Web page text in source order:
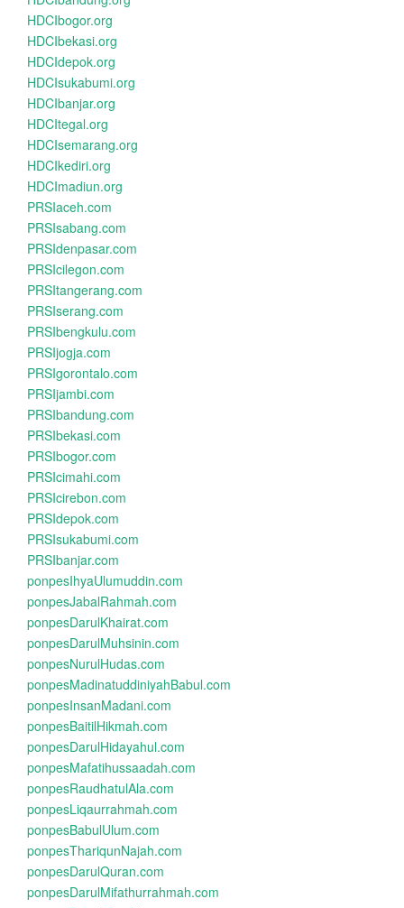
HDCIbogor.org
HDCIbekasi.org
HDCIdepok.org
HDCIsukabumi.org
HDCIbanjar.org
HDCItegal.org
HDCIsemarang.org
HDCIkediri.org
HDCImadiun.org
PRSIaceh.com
PRSIsabang.com
PRSIdenpasar.com
PRSIcilegon.com
PRSItangerang.com
PRSIserang.com
PRSIbengkulu.com
PRSIjogja.com
PRSIgorontalo.com
PRSIjambi.com
PRSIbandung.com
PRSIbekasi.com
PRSIbogor.com
PRSIcimahi.com
PRSIcirebon.com
PRSIdepok.com
PRSIsukabumi.com
PRSIbanjar.com
ponpesIhyaUlumuddin.com
ponpesJabalRahmah.com
ponpesDarulKhairat.com
ponpesDarulMuhsinin.com
ponpesNurulHudas.com
ponpesMadinatuddiniyahBabul.com
ponpesInsanMadani.com
ponpesBaitilHikmah.com
ponpesDarulHidayahul.com
ponpesMafatihussaadah.com
ponpesRaudhatulAla.com
ponpesLiqaurrahmah.com
ponpesBabulUlum.com
ponpesThariqunNajah.com
ponpesDarulQuran.com
ponpesDarulMifathurrahmah.com